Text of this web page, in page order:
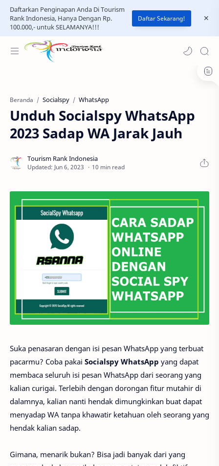
Daftarkan Penginapan Anda Di Tourism
Rank Indonesia, Hanya Dengan Rp.
100.000,- untuk SELAMANYA!!!
Daftar Sekarang!
Beranda Socialspy WhatsApp
Unduh Socialspy WhatsApp
2023 Sadap WA Jarak Jauh
10 min read
Suka penasaran dengan isi pesan WhatsApp yang terbuat
pacarmu? Coba pakai Socialspy WhatsApp yang dapat
membaca seluruh isi pesan WhatsApp dari seorang yang
kalian curigai. Terlebih dengan dorongan fitur mutahir di
dalamnya, kalian nanti hendak dimungkinkan buat dapat
menyadap WA tanpa khawatir ketahuan oleh seorang yang
hendak kalian sadap.
Gimana, menarik bukan? Bisa jadi banyak dari yang